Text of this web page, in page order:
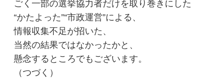
ごく一部の選挙協力者だけを取り巻きにした
“かたよった”“市政運営”による、
情報収集不足が招いた、
当然の結果ではなかったかと、
懸念するところでもございます。
（つづく）